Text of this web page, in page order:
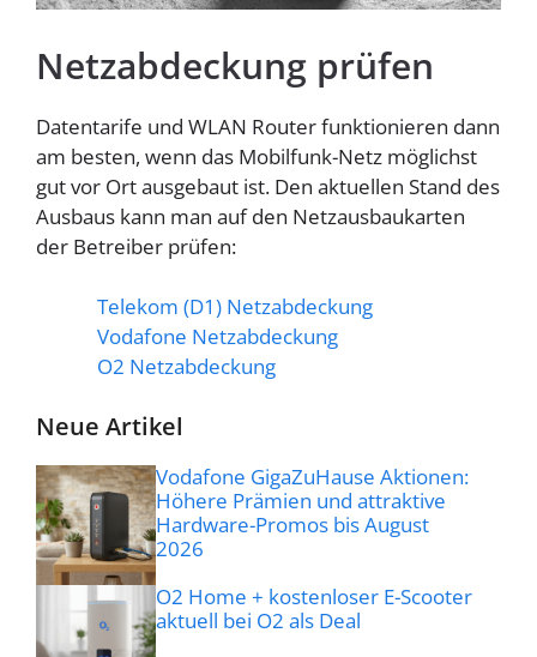
Netzabdeckung prüfen
Datentarife und WLAN Router funktionieren dann
am besten, wenn das Mobilfunk-Netz möglichst
gut vor Ort ausgebaut ist. Den aktuellen Stand des
Ausbaus kann man auf den Netzausbaukarten
der Betreiber prüfen:
Telekom (D1) Netzabdeckung
Vodafone Netzabdeckung
O2 Netzabdeckung
Neue Artikel
Vodafone GigaZuHause Aktionen:
Höhere Prämien und attraktive
Hardware-Promos bis August
2026
O2 Home + kostenloser E-Scooter
aktuell bei O2 als Deal